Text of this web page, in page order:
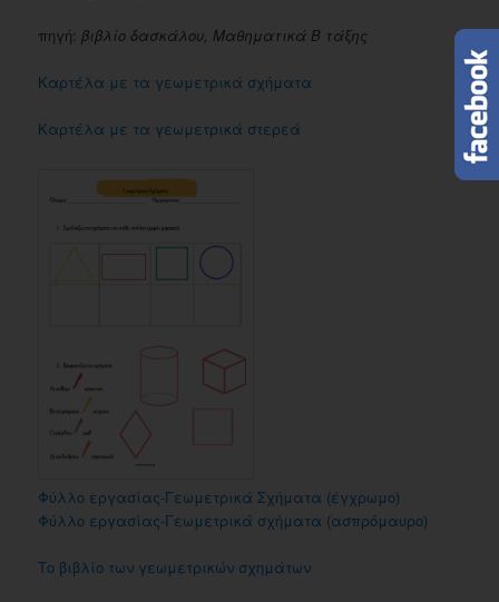
πηγή:βιβλίο δασκάλου, Μαθηματικά Β τάξης
Καρτέλα με τα γεωμετρικά σχήματα
Καρτέλα με τα γεωμετρικά στερεά
Φύλλο εργασίας-Γεωμετρικά Σχήματα (έγχρωμο)
Φύλλο εργασίας-Γεωμετρικά σχήματα (ασπρόμαυρο)
Το βιβλίο των γεωμετρικών σχημάτων